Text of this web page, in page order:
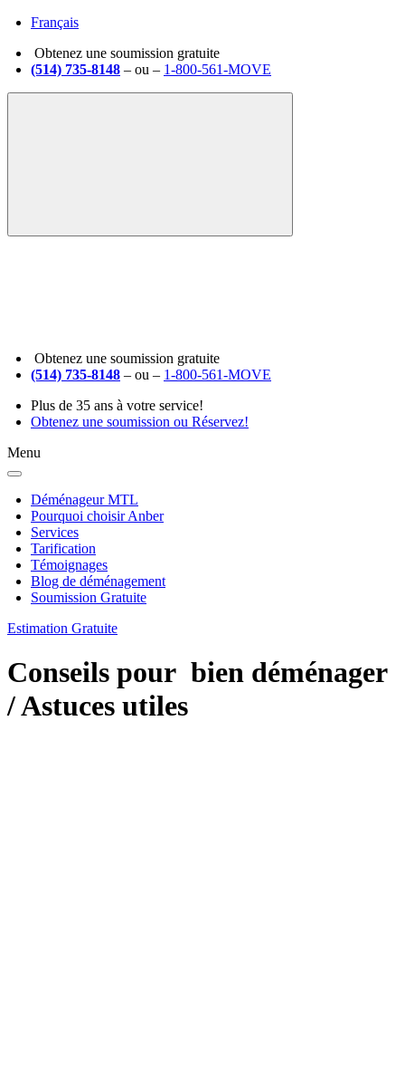
Français
Obtenez une soumission gratuite
(514) 735-8148 – ou – 1-800-561-MOVE
Obtenez une soumission gratuite
(514) 735-8148 – ou – 1-800-561-MOVE
Plus de 35 ans à votre service!
Obtenez une soumission ou Réservez!
Menu
Déménageur MTL
Pourquoi choisir Anber
Services
Tarification
Témoignages
Blog de déménagement
Soumission Gratuite
Estimation Gratuite
Conseils pour bien déménager
/ Astuces utiles